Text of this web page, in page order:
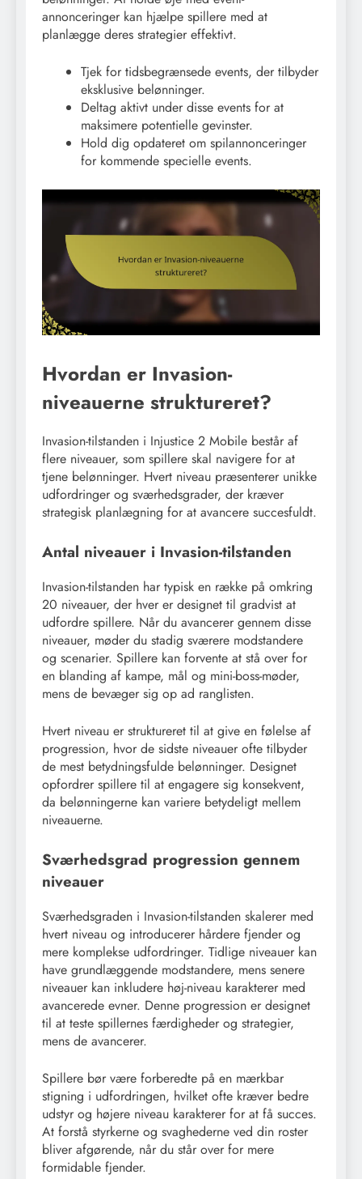
annonceringer kan hjælpe spillere med at
planlægge deres strategier effektivt.
Tjek for tidsbegrænsede events, der tilbyder
eksklusive belønninger.
Deltag aktivt under disse events for at
maksimere potentielle gevinster.
Hold dig opdateret om spilannonceringer
for kommende specielle events.
Hvordan er Invasion-
niveauerne struktureret?
Invasion-tilstanden i Injustice 2 Mobile består af
flere niveauer, som spillere skal navigere for at
tjene belønninger. Hvert niveau præsenterer unikke
udfordringer og sværhedsgrader, der kræver
strategisk planlægning for at avancere succesfuldt.
Antal niveauer i Invasion-tilstanden
Invasion-tilstanden har typisk en række på omkring
20 niveauer, der hver er designet til gradvist at
udfordre spillere. Når du avancerer gennem disse
niveauer, møder du stadig sværere modstandere
og scenarier. Spillere kan forvente at stå over for
en blanding af kampe, mål og mini-boss-møder,
mens de bevæger sig op ad ranglisten.
Hvert niveau er struktureret til at give en følelse af
progression, hvor de sidste niveauer ofte tilbyder
de mest betydningsfulde belønninger. Designet
opfordrer spillere til at engagere sig konsekvent,
da belønningerne kan variere betydeligt mellem
niveauerne.
Sværhedsgrad progression gennem
niveauer
Sværhedsgraden i Invasion-tilstanden skalerer med
hvert niveau og introducerer hårdere fjender og
mere komplekse udfordringer. Tidlige niveauer kan
have grundlæggende modstandere, mens senere
niveauer kan inkludere høj-niveau karakterer med
avancerede evner. Denne progression er designet
til at teste spillernes færdigheder og strategier,
mens de avancerer.
Spillere bør være forberedte på en mærkbar
stigning i udfordringen, hvilket ofte kræver bedre
udstyr og højere niveau karakterer for at få succes.
At forstå styrkerne og svaghederne ved din roster
bliver afgørende, når du står over for mere
formidable fjender.